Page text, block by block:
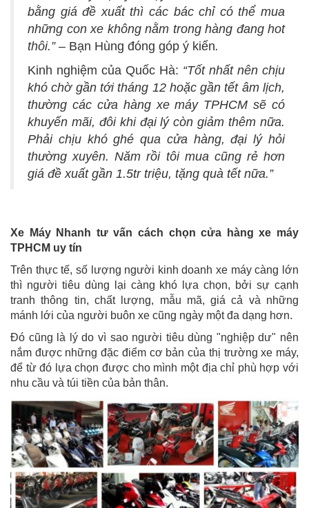
bằng giá đề xuất thì các bác chỉ có thể mua
những con xe không nằm trong hàng đang hot
thôi.” – Bạn Hùng đóng góp ý kiến.
Kinh nghiệm của Quốc Hà: “Tốt nhất nên chịu
khó chờ gần tới tháng 12 hoặc gần tết âm lịch,
thường các cửa hàng xe máy TPHCM sẽ có
khuyến mãi, đôi khi đại lý còn giảm thêm nữa.
Phải chịu khó ghé qua cửa hàng, đại lý hỏi
thường xuyên. Năm rồi tôi mua cũng rẻ hơn
giá đề xuất gần 1.5tr triệu, tặng quà tết nữa.”
Xe Máy Nhanh tư vấn cách chọn cửa hàng xe máy
TPHCM uy tín
Trên thực tế, số lượng người kinh doanh xe máy càng lớn
thì người tiêu dùng lại càng khó lựa chọn, bởi sự cạnh
tranh thông tin, chất lượng, mẫu mã, giá cả và những
mánh lới của người buôn xe cũng ngày một đa dạng hơn.
Đó cũng là lý do vì sao người tiêu dùng "nghiệp dư" nên
nắm được những đặc điểm cơ bản của thị trường xe máy,
để từ đó lựa chọn được cho mình một địa chỉ phù hợp với
nhu cầu và túi tiền của bản thân.